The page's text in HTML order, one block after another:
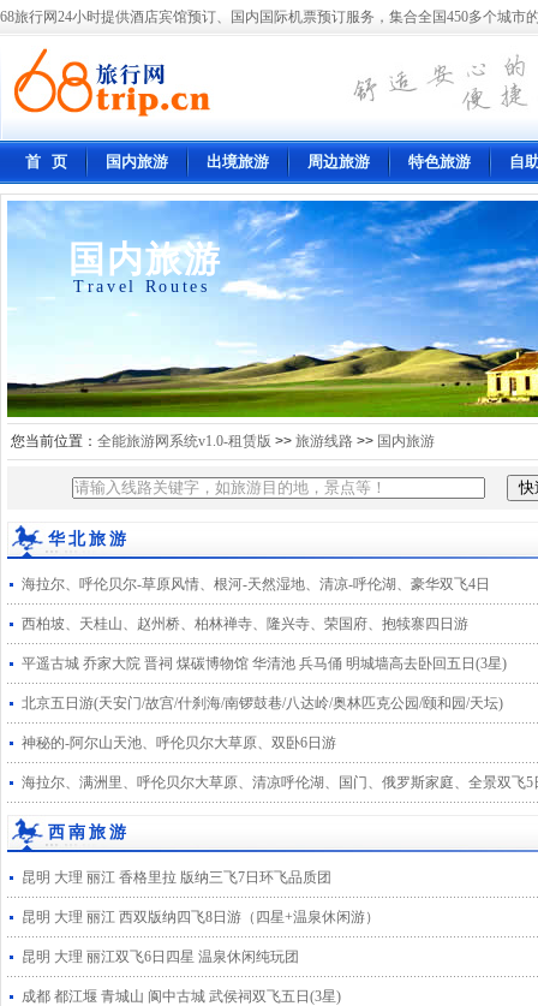
68旅行网24小时提供酒店宾馆预订、国内国际机票预订服务，集合全国450多个城市
首 页 国内旅游 出境旅游 周边旅游 特色旅游 自
国内旅游
Travel Routes
您当前位置： 全能旅游网系统v1.0-租赁版 >> 旅游线路 >> 国内旅游
华北旅游
海拉尔、呼伦贝尔-草原风情、根河-天然湿地、清凉-呼伦湖、豪华双飞4日
西柏坡、天桂山、赵州桥、柏林禅寺、隆兴寺、荣国府、抱犊寨四日游
平遥古城 乔家大院 晋祠 煤碳博物馆 华清池 兵马俑 明城墙高去卧回五日(3星)
北京五日游(天安门/故宫/什刹海/南锣鼓巷/八达岭/奥林匹克公园/颐和园/天坛)
神秘的-阿尔山天池、呼伦贝尔大草原、双卧6日游
海拉尔、满洲里、呼伦贝尔大草原、清凉呼伦湖、国门、俄罗斯家庭、全景双飞5
西南旅游
昆明 大理 丽江 香格里拉 版纳三飞7日环飞品质团
昆明 大理 丽江 西双版纳四飞8日游（四星+温泉休闲游）
昆明 大理 丽江双飞6日四星 温泉休闲纯玩团
成都 都江堰 青城山 阆中古城 武侯祠双飞五日(3星)